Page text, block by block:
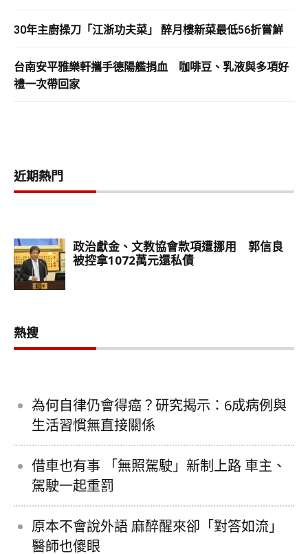
30年主廚操刀「江浙功夫菜」 醉月樓新菜最低56折嘗鮮
台南安平雅樂軒攜手德陽艦捐血 咖啡豆、乳液與多項好
禮一次帶回家
近期熱門
熱搜
為何自律仍會得癌？研究揭示：6成病例與
生活習慣無直接關係
借車也有事 「無照駕駛」新制上路 車主、
駕駛一起重罰
原本不會說外語 麻醉醒來卻「對答如流」
醫師也傻眼